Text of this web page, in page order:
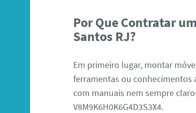
Por Que Contratar
Santos RJ?
Em primeiro lugar, montar
ferramentas ou conhecimentos
com manuais nem sempre
V8M9K6H0K6G4D3S3X4.